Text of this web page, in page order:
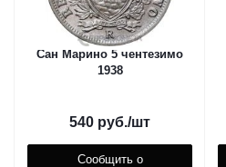
Сан Марино 5 чентезимо
1938
540 руб./шт
Сообщить о